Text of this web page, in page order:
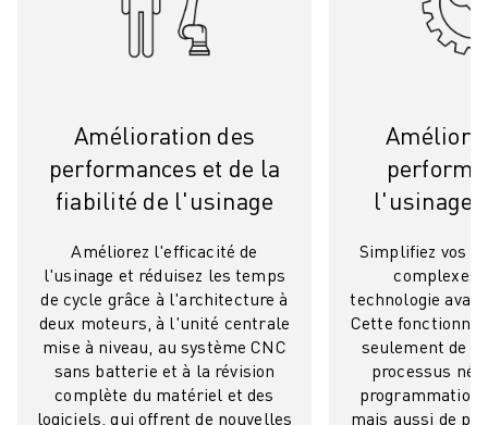
Amélioration des
performances et de la
fiabilité de l'usinage
Améliorez l'efficacité de
l'usinage et réduisez les temps
de cycle grâce à l'architecture à
deux moteurs, à l'unité centrale
mise à niveau, au système CNC
sans batterie et à la révision
complète du matériel et des
logiciels, qui offrent de nouvelles
l'usinage
Simplifiez vos
complexes
technologie
Cette
seulement de
processus
programmation
mais aussi de